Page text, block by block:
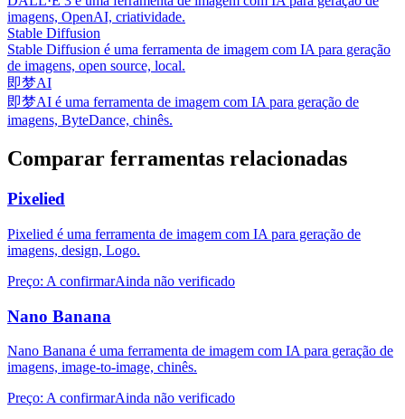
imagens, OpenAI, criatividade.
Stable Diffusion
Stable Diffusion é uma ferramenta de imagem com IA para geração
de imagens, open source, local.
即梦AI
即梦AI é uma ferramenta de imagem com IA para geração de
imagens, ByteDance, chinês.
Comparar ferramentas relacionadas
Pixelied
Pixelied é uma ferramenta de imagem com IA para geração de
imagens, design, Logo.
Preço: A confirmarAinda não verificado
Nano Banana
Nano Banana é uma ferramenta de imagem com IA para geração de
imagens, image-to-image, chinês.
Preço: A confirmarAinda não verificado